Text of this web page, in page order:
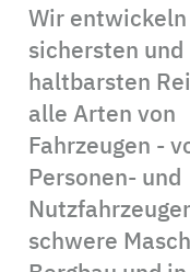
Wir
sichersten und
haltbarsten
alle Arten von
Fahrzeugen -
Personen- und
schwere